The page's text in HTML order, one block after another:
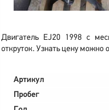
Двигатель EJ20 1998 с
откруток. Узнать цену можно
Артикул
Пробег